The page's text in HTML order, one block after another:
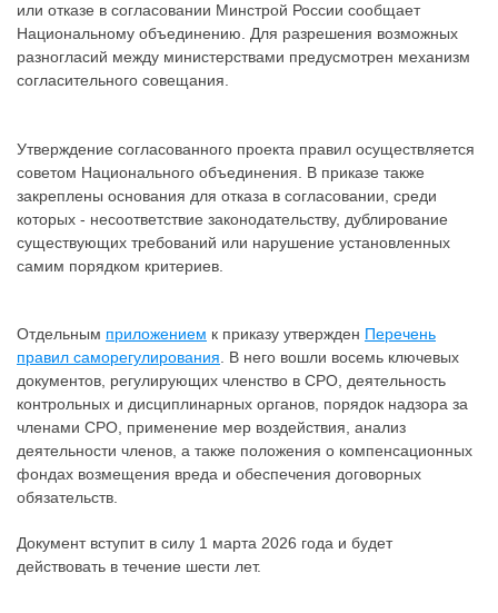
или отказе в согласовании Минстрой России сообщает
Национальному объединению. Для разрешения возможных
разногласий между министерствами предусмотрен механизм
согласительного совещания.
Утверждение согласованного проекта правил осуществляется
советом Национального объединения. В приказе также
закреплены основания для отказа в согласовании, среди
которых - несоответствие законодательству, дублирование
существующих требований или нарушение установленных
самим порядком критериев.
Отдельным приложением к приказу утвержден Перечень
правил саморегулирования. В него вошли восемь ключевых
документов, регулирующих членство в СРО, деятельность
контрольных и дисциплинарных органов, порядок надзора за
членами СРО, применение мер воздействия, анализ
деятельности членов, а также положения о компенсационных
фондах возмещения вреда и обеспечения договорных
обязательств.
Документ вступит в силу 1 марта 2026 года и будет
действовать в течение шести лет.